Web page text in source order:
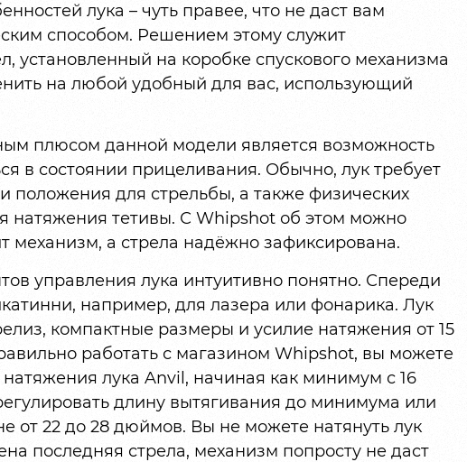
лука – чуть правее, что не даст вам
способом. Решением этому служит
установленный на коробке спускового механизма
на любой удобный для вас, использующий
плюсом данной модели является возможность
в состоянии прицеливания. Обычно, лук требует
положения для стрельбы, а также физических
натяжения тетивы. С Whipshot об этом можно
механизм, а стрела надёжно зафиксирована.
управления лука интуитивно понятно. Спереди
например, для лазера или фонарика. Лук
компактные размеры и усилие натяжения от 15
работать с магазином Whipshot, вы можете
натяжения лука Anvil, начиная как минимум с 16
длину вытягивания до минимума или
от 22 до 28 дюймов. Вы не можете натянуть лук
последняя стрела, механизм попросту не даст